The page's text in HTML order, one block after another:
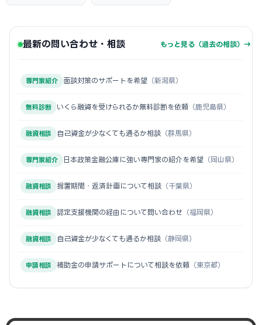
最新の問い合わせ・相談 もっと見る（過去の相談）→
専門家紹介 面談対策のサポートを希望 （新潟県）
無料診断 いくら融資を受けられるか無料診断を依頼 （鹿児島県）
融資相談 自己資金が少なくても通るか相談 （群馬県）
専門家紹介 日本政策金融公庫に強い専門家の紹介を希望 （岡山県）
融資相談 据置期間・返済計画について相談 （千葉県）
融資相談 認定支援機関の経由について問い合わせ （福岡県）
融資相談 自己資金が少なくても通るか相談 （静岡県）
申請相談 補助金の申請サポートについて相談を依頼 （東京都）